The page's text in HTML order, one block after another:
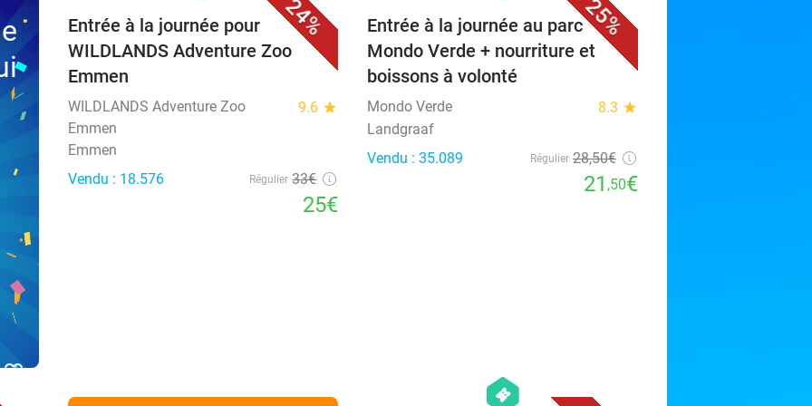
24%
Entrée à la journée pour
WILDLANDS Adventure Zoo
Emmen
WILDLANDS Adventure Zoo
Emmen
9.6 star
Emmen
Vendu : 18.576
Régulier 33€
25€
25%
Entrée à la journée au parc
Mondo Verde + nourriture et
boissons à volonté
Mondo Verde 8.3 star
Landgraaf
Vendu : 35.089
Régulier 28,50€
21 ,50€
favorite_border
hexagon
events